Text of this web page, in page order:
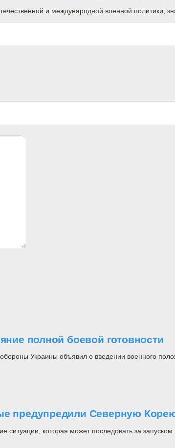
и международной военной
полной боевой готовности
Украины объявил о введении военного
предупредили Северную
ситуации, которая может последовать за